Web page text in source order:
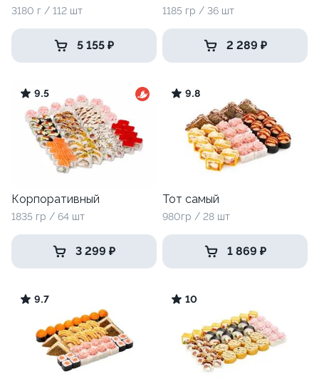
3180 г / 112 шт
5 155 ₽
1185 гр / 36 шт
2 289 ₽
9.5
Корпоративный
1835 гр / 64 шт
3 299 ₽
9.8
Тот самый
980гр / 28 шт
1 869 ₽
9.7 10